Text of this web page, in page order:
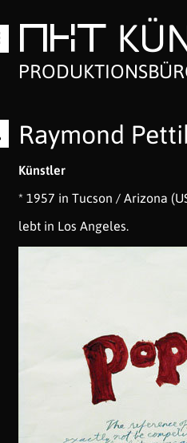
MKT
Raymond
Künstler
* 1957 in Tucson / Arizona
lebt in Los Angeles.